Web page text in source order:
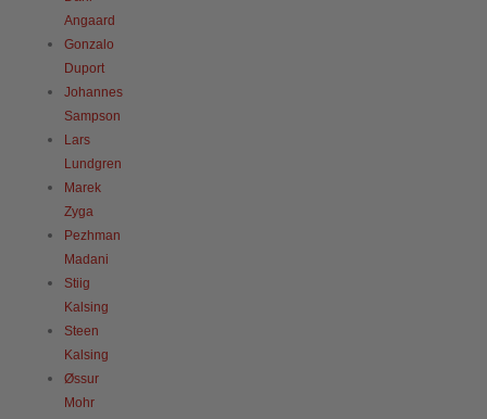
Angaard
Gonzalo
Duport
Johannes
Sampson
Lars
Lundgren
Marek
Zyga
Pezhman
Madani
Stiig
Kalsing
Steen
Kalsing
Øssur
Mohr